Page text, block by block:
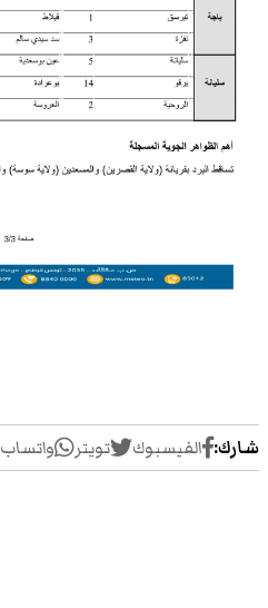
شارك: الفيسبوك تويتر واتساب